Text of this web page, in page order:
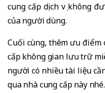
cung cấp dịch vụ không
của người dùng.
Cuối cùng, thêm ưu điểm
cấp không gian lưu trữ
người có nhiều tài liệu
qua nhà cung cấp này nhé.